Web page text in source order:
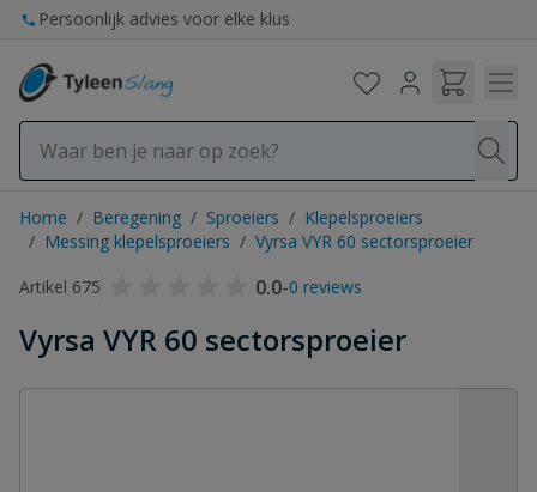
Ga naar de inhoud
Persoonlijk advies voor elke klus
Home / Beregening / Sproeiers / Klepelsproeiers
/ Messing klepelsproeiers / Vyrsa VYR 60 sectorsproeier
Artikel 675
0.0-0 reviews
Vyrsa VYR 60 sectorsproeier